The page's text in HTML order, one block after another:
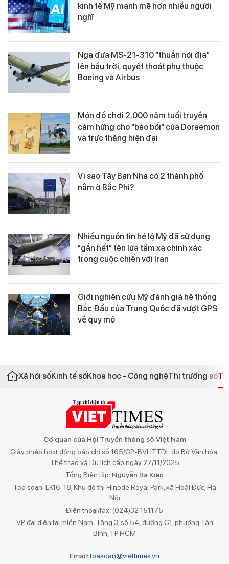
kinh tế Mỹ mạnh mẽ hơn nhiều người
nghĩ
Nga đưa MS-21-310 “thuần nội địa”
lên bầu trời, quyết thoát phụ thuộc
Boeing và Airbus
Món đồ chơi 2.000 năm tuổi truyền
cảm hứng cho "bảo bối" của Doraemon
và trực thăng hiện đại
Vì sao Tây Ban Nha có 2 thành phố
nằm ở Bắc Phi?
Nhiều nguồn tin hé lộ Mỹ đã sử dụng
"gần hết" tên lửa tầm xa chính xác
trong cuộc chiến với Iran
Giới nghiên cứu Mỹ đánh giá hệ thống
Bắc Đẩu của Trung Quốc đã vượt GPS
về quy mô
Xã hội sốKinh tế sốKhoa học - Công nghệThị trường số
Cơ quan của Hội Truyền thông số Việt Nam
Giấy phép hoạt động báo chí số 165/GP-BVHTTDL do Bộ Văn hóa,
Thể thao và Du lịch cấp ngày 27/11/2025
Tổng Biên tập: Nguyễn Bá Kiên
Tòa soạn: LK16-18, Khu đô thị Hinode Royal Park, xã Hoài Đức, Hà
Nội
Điện thoại/fax: (024)32 151175
VP đại diện tại miền Nam: Tầng 3, số 54, đường C1, phường Tân
Bình, TP.HCM
Email:toasoan@viettimes.vn